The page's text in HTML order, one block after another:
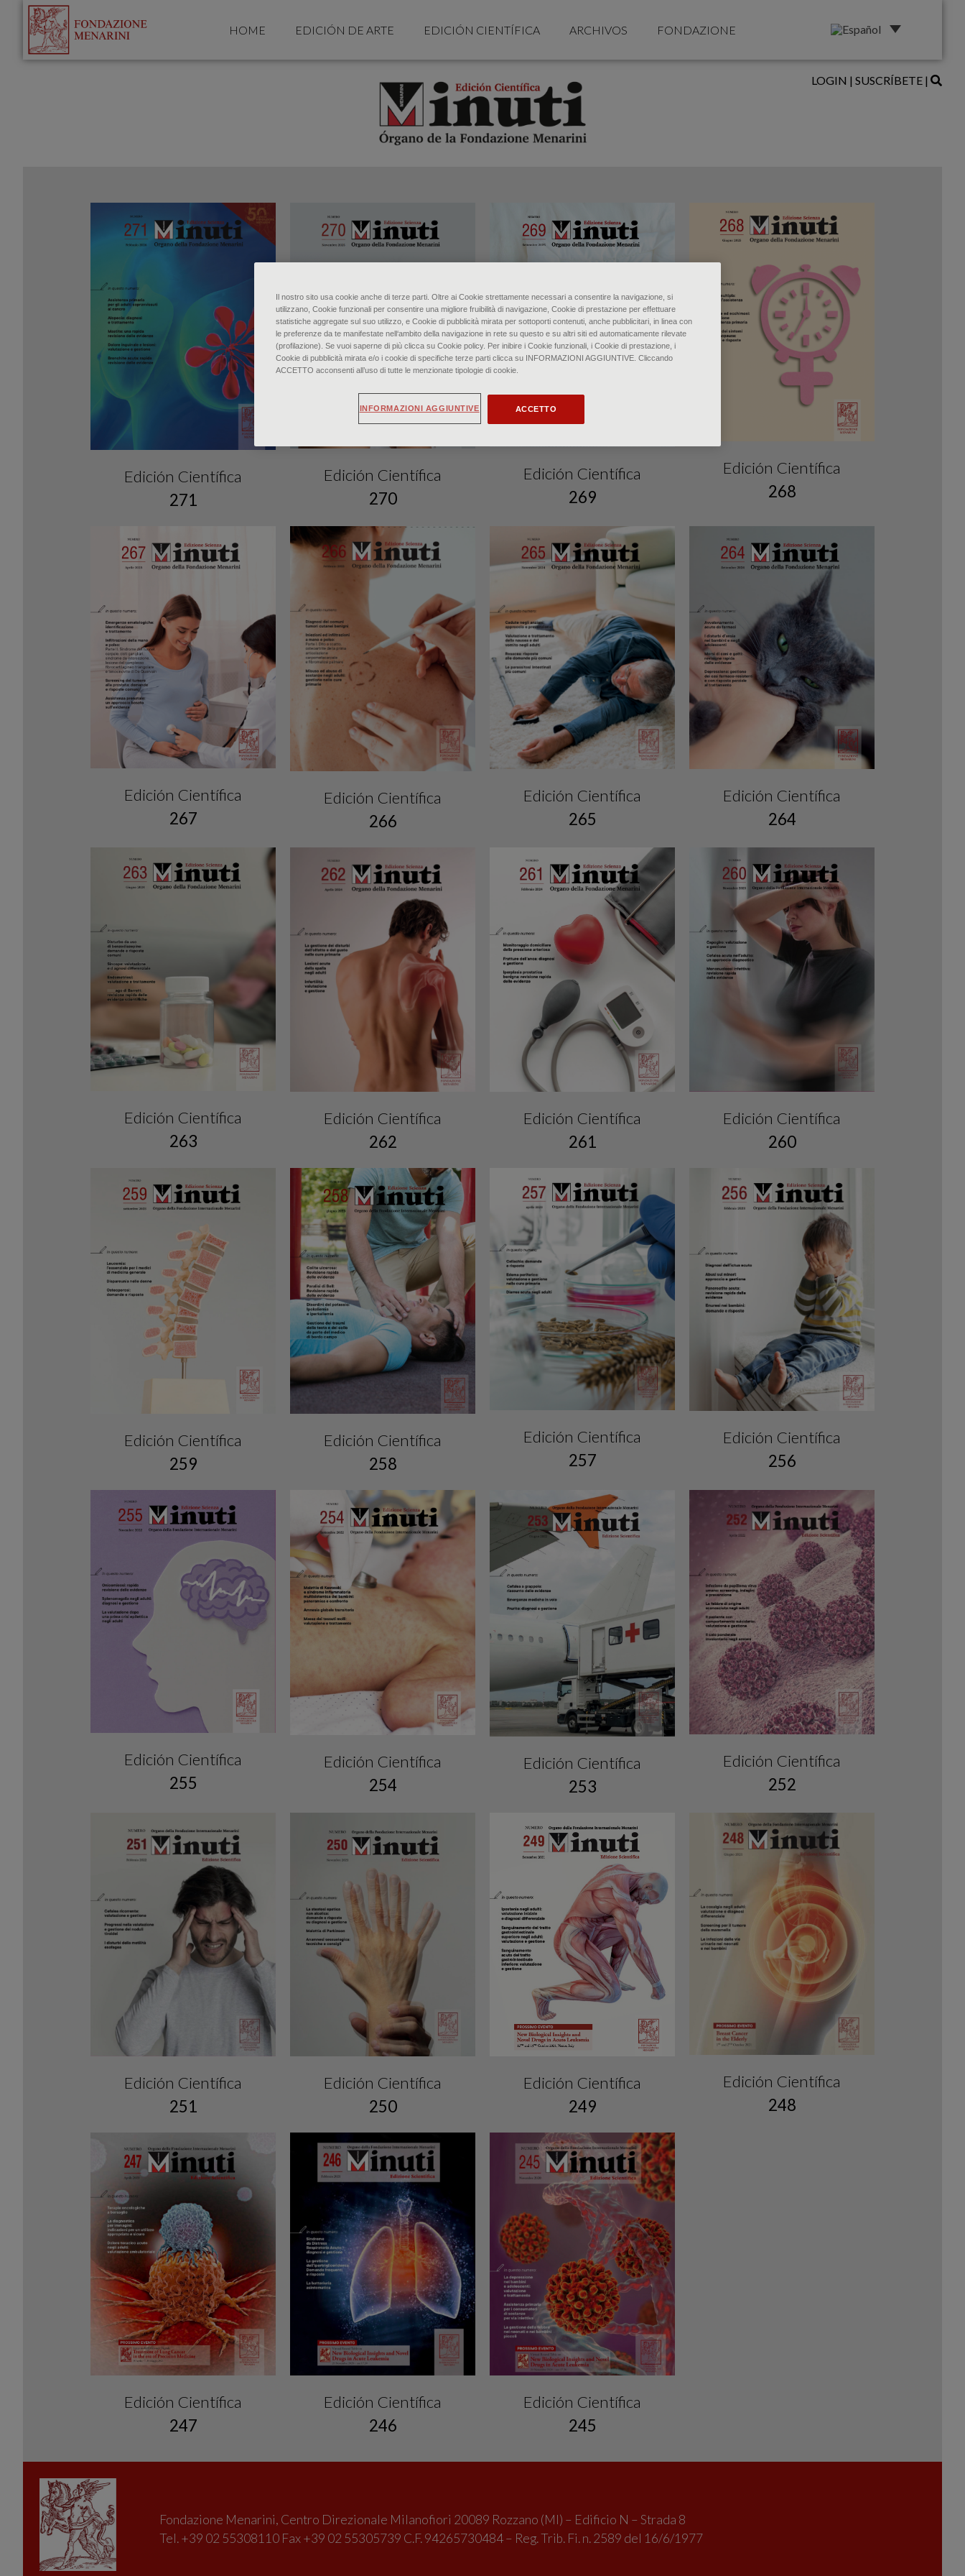
HOME EDICIÓN DE ARTE EDICIÓN CIENTÍFICA ARCHIVOS FONDAZIONE
LOGIN | SUSCRÍBETE|
Edición Científica
271
Edición Científica
270
Edición Científica
269
Edición Científica
268
Edición Científica
267
Edición Científica
266
Edición Científica
265
Edición Científica
264
Edición Científica
263
Edición Científica
262
Edición Científica
261
Edición Científica
260
Edición Científica
259
Edición Científica
258
Edición Científica
257
Edición Científica
256
Edición Científica
255
Edición Científica
254
Edición Científica
253
Edición Científica
252
Edición Científica
251
Edición Científica
250
Edición Científica
249
Edición Científica
248
Edición Científica
247
Edición Científica
246
Edición Científica
245
Fondazione Menarini, Centro Direzionale Milanofiori 20089 Rozzano (MI) – Edificio N – Strada 8
Tel. +39 02 55308110 Fax +39 02 55305739 C.F. 94265730484 – Reg. Trib. Fi. n. 2589 del 16/6/1977
Il nostro sito usa cookie anche di terze parti. Oltre ai Cookie strettamente necessari a consentire la navigazione, si
utilizzano, Cookie funzionali per consentire una migliore fruibilità di navigazione, Cookie di prestazione per effettuare
statistiche aggregate sul suo utilizzo, e Cookie di pubblicità mirata per sottoporti contenuti, anche pubblicitari, in linea con
le preferenze da te manifestate nell‘ambito della navigazione in rete su questo e su altri siti ed automaticamente rilevate
(profilazione). Se vuoi saperne di più clicca su Cookie policy. Per inibire i Cookie funzionali, i Cookie di prestazione, i
Cookie di pubblicità mirata e/o i cookie di specifiche terze parti clicca su INFORMAZIONI AGGIUNTIVE. Cliccando
ACCETTO acconsenti all’uso di tutte le menzionate tipologie di cookie.
ACCETTO
INFORMAZIONI AGGIUNTIVE